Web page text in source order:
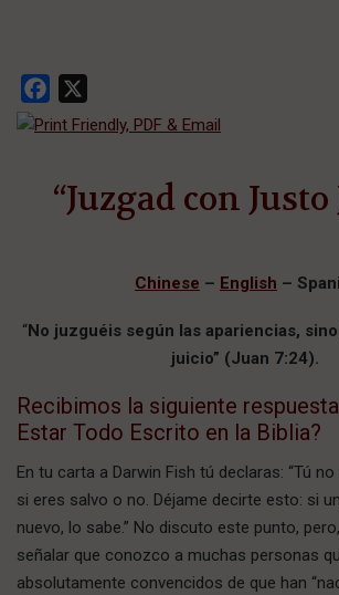
Facebook
“Juzgad con
Chinese – English –
“No juzguéis según las apariencias,
juicio” (Juan 7:24).
Recibimos la siguiente
Estar Todo Escrito en la Biblia?
En tu carta a Darwin Fish tú declaras: “Tú
si eres salvo o no. Déjame decirte esto: si
nuevo, lo sabe.” No discuto este punto,
señalar que conozco a muchas personas
absolutamente convencidos de que han